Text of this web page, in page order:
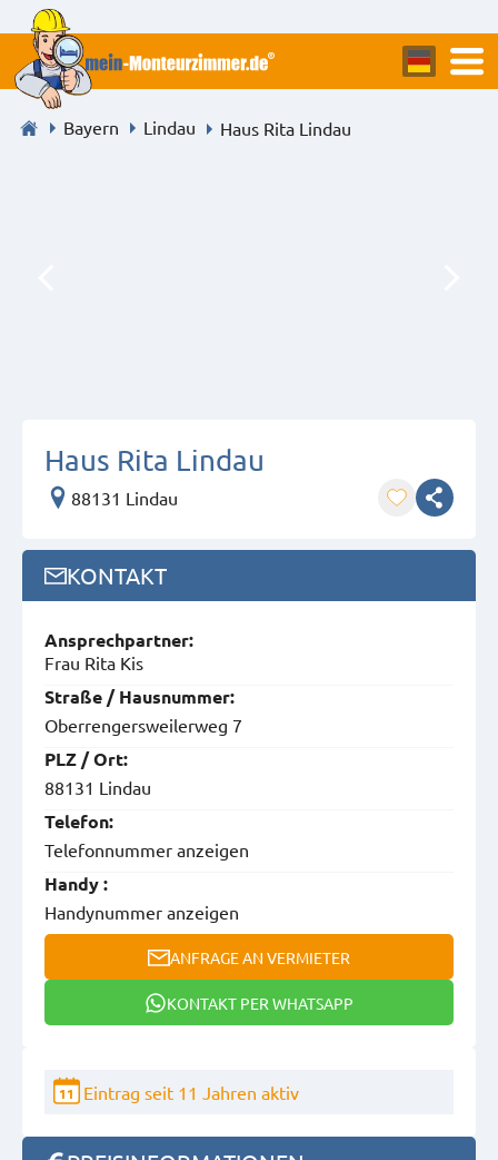
Bayern Lindau Haus Rita Lindau
Haus Rita Lindau
88131 Lindau
KONTAKT
Ansprech­partner:
Frau Rita Kis
Straße / Hausnummer:
Oberrengersweilerweg 7
PLZ / Ort:
88131 Lindau
Telefon:
Telefonnummer anzeigen
Handy :
Handynummer anzeigen
ANFRAGE AN VERMIETER
KONTAKT PER WHATSAPP
11 Eintrag seit 11 Jahren aktiv